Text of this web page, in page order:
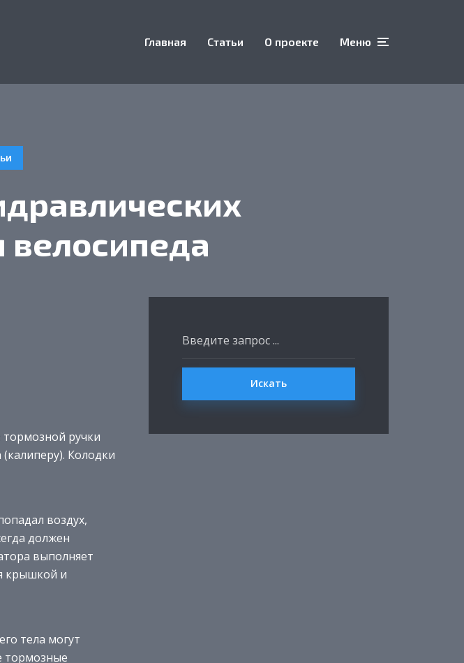
Главная Статьи О проекте Меню
велосипеда
тормозной ручки
Колодки
воздух,
должен
выполняет
крышкой и
тела могут
тормозные
Искать